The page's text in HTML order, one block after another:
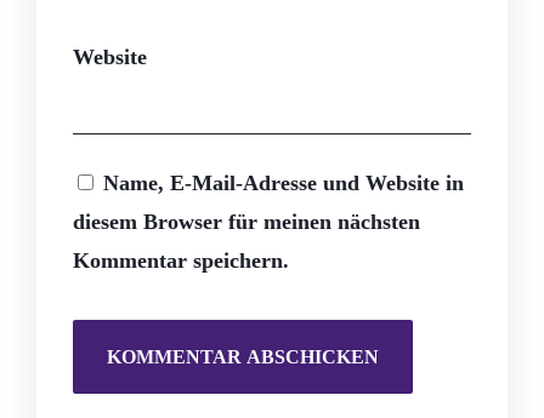
Website
Name, E-Mail-Adresse und Website in
diesem Browser für meinen nächsten
Kommentar speichern.